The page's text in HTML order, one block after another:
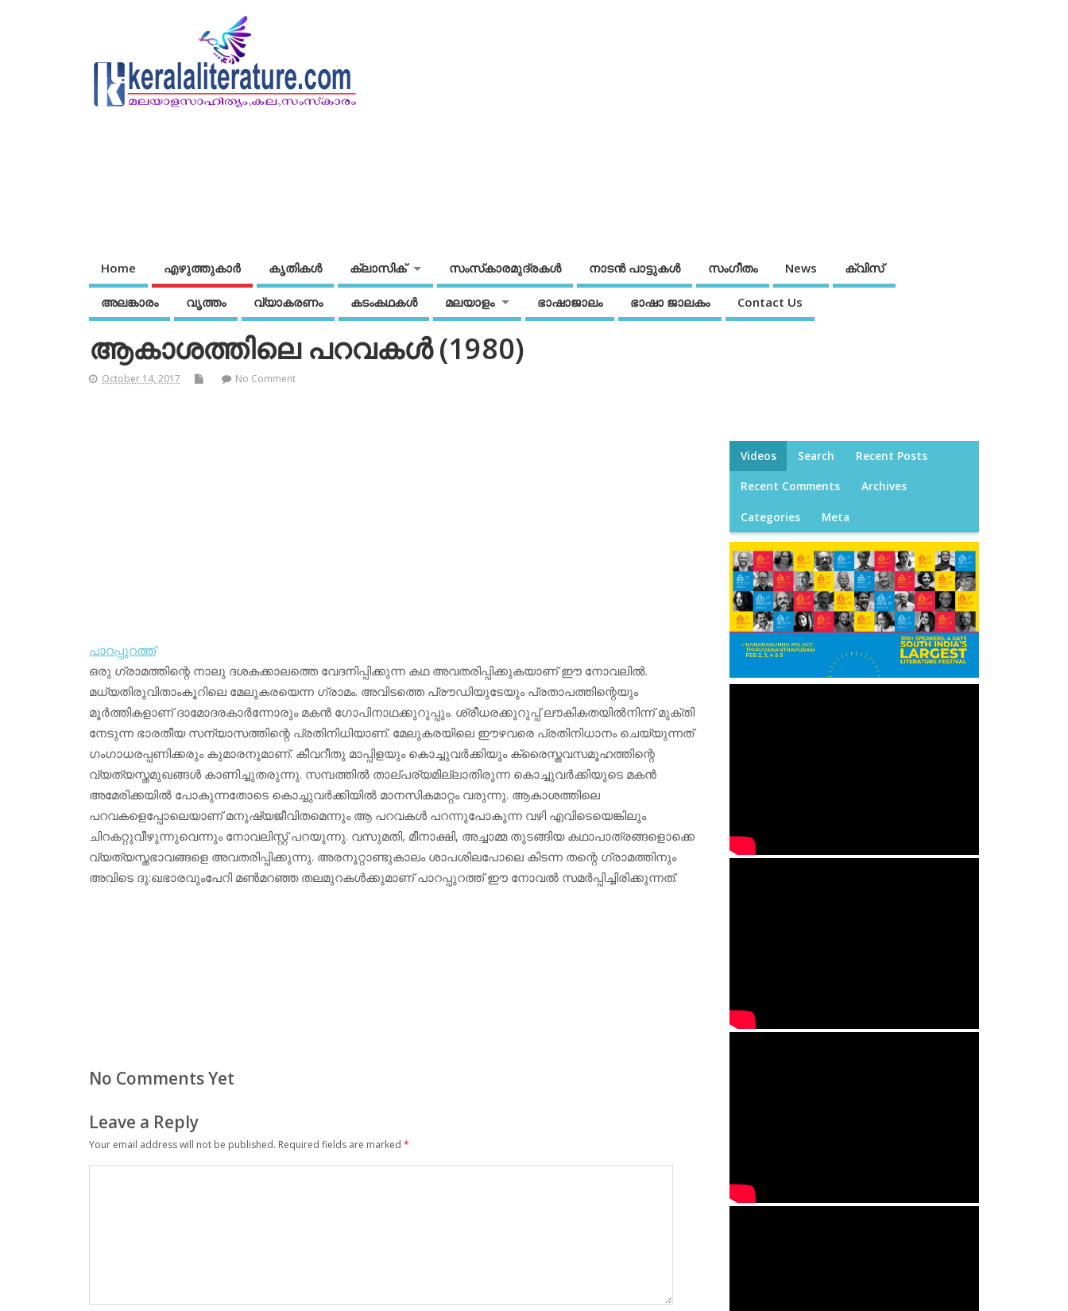
Home എഴുത്തുകാര്‍ കൃതികൾ ക്ലാസിക് സംസ്‌കാരമുദ്രകള്‍ നാടന്‍ പാട്ടുകള്‍ സംഗീതം News ക്വിസ്
അലങ്കാരം വൃത്തം വ്യാകരണം കടംകഥകള്‍ മലയാളം ഭാഷാജാലം ഭാഷാ ജാലകം Contact Us
ആകാശത്തിലെ പറവകള്‍ (1980)
October 14, 2017 No Comment
പാറപ്പുറത്ത്
ഒരു ഗ്രാമത്തിന്റെ നാലു ദശകക്കാലത്തെ വേദനിപ്പിക്കുന്ന കഥ അവതരിപ്പിക്കുകയാണ് ഈ നോവലില്‍.
മധ്യതിരുവിതാംകൂറിലെ മേലുകരയെന്ന ഗ്രാമം. അവിടത്തെ പ്രൗഡിയുടേയും പ്രതാപത്തിന്റെയും
മൂര്‍ത്തികളാണ് ദാമോദരകാര്‍ന്നോരും മകന്‍ ഗോപിനാഥക്കുറുപ്പും. ശ്രീധരക്കുറുപ്പ് ലൗകികതയില്‍നിന്ന് മുക്തി
നേടുന്ന ഭാരതീയ സന്യാസത്തിന്റെ പ്രതിനിധിയാണ്. മേലുകരയിലെ ഈഴവരെ പ്രതിനിധാനം ചെയ്യുന്നത്
ഗംഗാധരപ്പണിക്കരും കുമാരനുമാണ്. കീവറീതു മാപ്പിളയും കൊച്ചുവര്‍ക്കിയും ക്രൈസ്തവസമൂഹത്തിന്റെ
വ്യത്യസ്തമുഖങ്ങള്‍ കാണിച്ചുതരുന്നു. സമ്പത്തില്‍ താല്പര്യമില്ലാതിരുന്ന കൊച്ചുവര്‍ക്കിയുടെ മകന്‍
അമേരിക്കയില്‍ പോകുന്നതോടെ കൊച്ചുവര്‍ക്കിയില്‍ മാനസികമാറ്റം വരുന്നു. ആകാശത്തിലെ
പറവകളെപ്പോലെയാണ് മനുഷ്യജീവിതമെന്നും ആ പറവകള്‍ പറന്നുപോകുന്ന വഴി എവിടെയെങ്കിലും
ചിറകറ്റുവീഴുന്നുവെന്നും നോവലിസ്റ്റ് പറയുന്നു. വസുമതി, മീനാക്ഷി, അച്ചാമ്മ തുടങ്ങിയ കഥാപാത്രങ്ങളൊക്കെ
വ്യത്യസ്തഭാവങ്ങളെ അവതരിപ്പിക്കുന്നു. അരനൂറ്റാണ്ടുകാലം ശാപശിലപോലെ കിടന്ന തന്റെ ഗ്രാമത്തിനും
അവിടെ ദു:ഖഭാരവുംപേറി മണ്‍മറഞ്ഞ തലമുറകള്‍ക്കുമാണ് പാറപ്പുറത്ത് ഈ നോവല്‍ സമര്‍പ്പിച്ചിരിക്കുന്നത്.
No Comments Yet
Leave a Reply
Your email address will not be published. Required fields are marked *
Videos Search Recent Posts
Recent Comments Archives
Categories Meta